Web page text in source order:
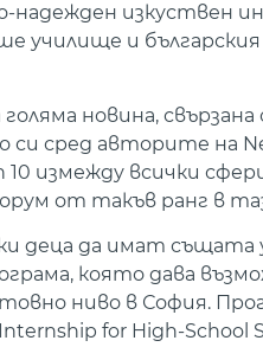
надежден
училище и
новина,
си сред авторите на
измежду всички
от такъв ранг в
деца да имат същата
която дава
ниво в София.
for High-